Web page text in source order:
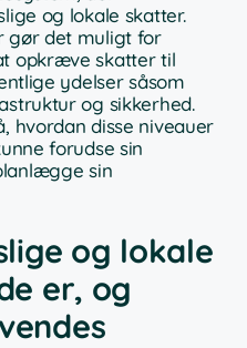
og lokale skatter.
gør det muligt for
opkræve skatter til
ydelser såsom
og sikkerhed.
hvordan disse niveauer
forudse sin
sin
og lokale
er, og